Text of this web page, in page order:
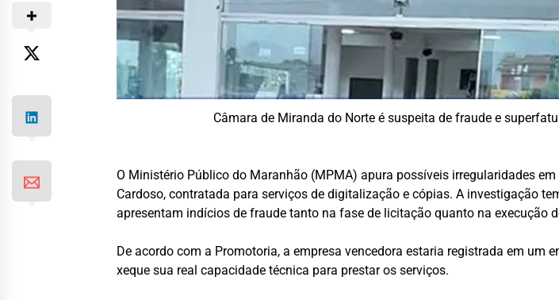
Câmara de Miranda do Norte é suspeita de fraude e
O Ministério Público do Maranhão (MPMA) apura possíveis irregularidades
Cardoso, contratada para serviços de digitalização e cópias. A investigação
apresentam indícios de fraude tanto na fase de licitação quanto na execução
De acordo com a Promotoria, a empresa vencedora estaria registrada em
xeque sua real capacidade técnica para prestar os serviços.